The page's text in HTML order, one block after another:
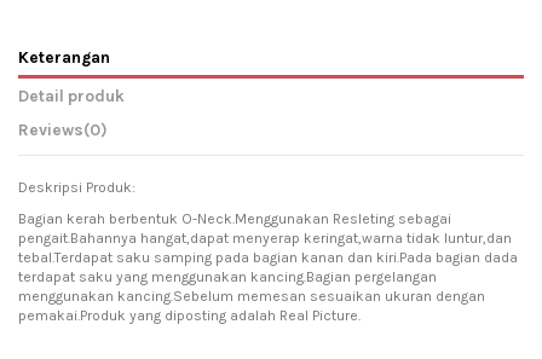
Keterangan
Detail produk
Reviews(0)
Deskripsi Produk:
Bagian kerah berbentuk O-Neck.Menggunakan Resleting sebagai
pengait.Bahannya hangat,dapat menyerap keringat,warna tidak luntur,dan
tebal.Terdapat saku samping pada bagian kanan dan kiri.Pada bagian dada
terdapat saku yang menggunakan kancing.Bagian pergelangan
menggunakan kancing.Sebelum memesan sesuaikan ukuran dengan
pemakai.Produk yang diposting adalah Real Picture.